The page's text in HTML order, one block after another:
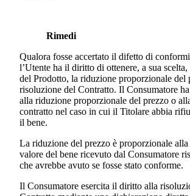
Rimedi
Qualora fosse accertato il difetto di
l’Utente ha il diritto di ottenere, a sua
del Prodotto, la riduzione proporzionale del
risoluzione del Contratto. Il Consumatore
alla riduzione proporzionale del prezzo o
contratto nel caso in cui il Titolare abbia
il bene.
La riduzione del prezzo è proporzionale
valore del bene ricevuto dal Consumatore
che avrebbe avuto se fosse stato conforme.
Il Consumatore esercita il diritto alla